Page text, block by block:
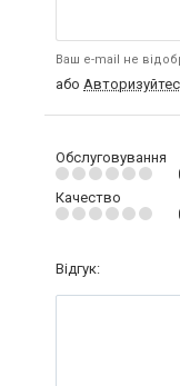
Ваш e-mail не
або
Обслуговування
Качество
Відгук: